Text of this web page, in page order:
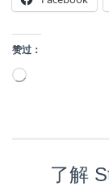
赞过：
正
了解